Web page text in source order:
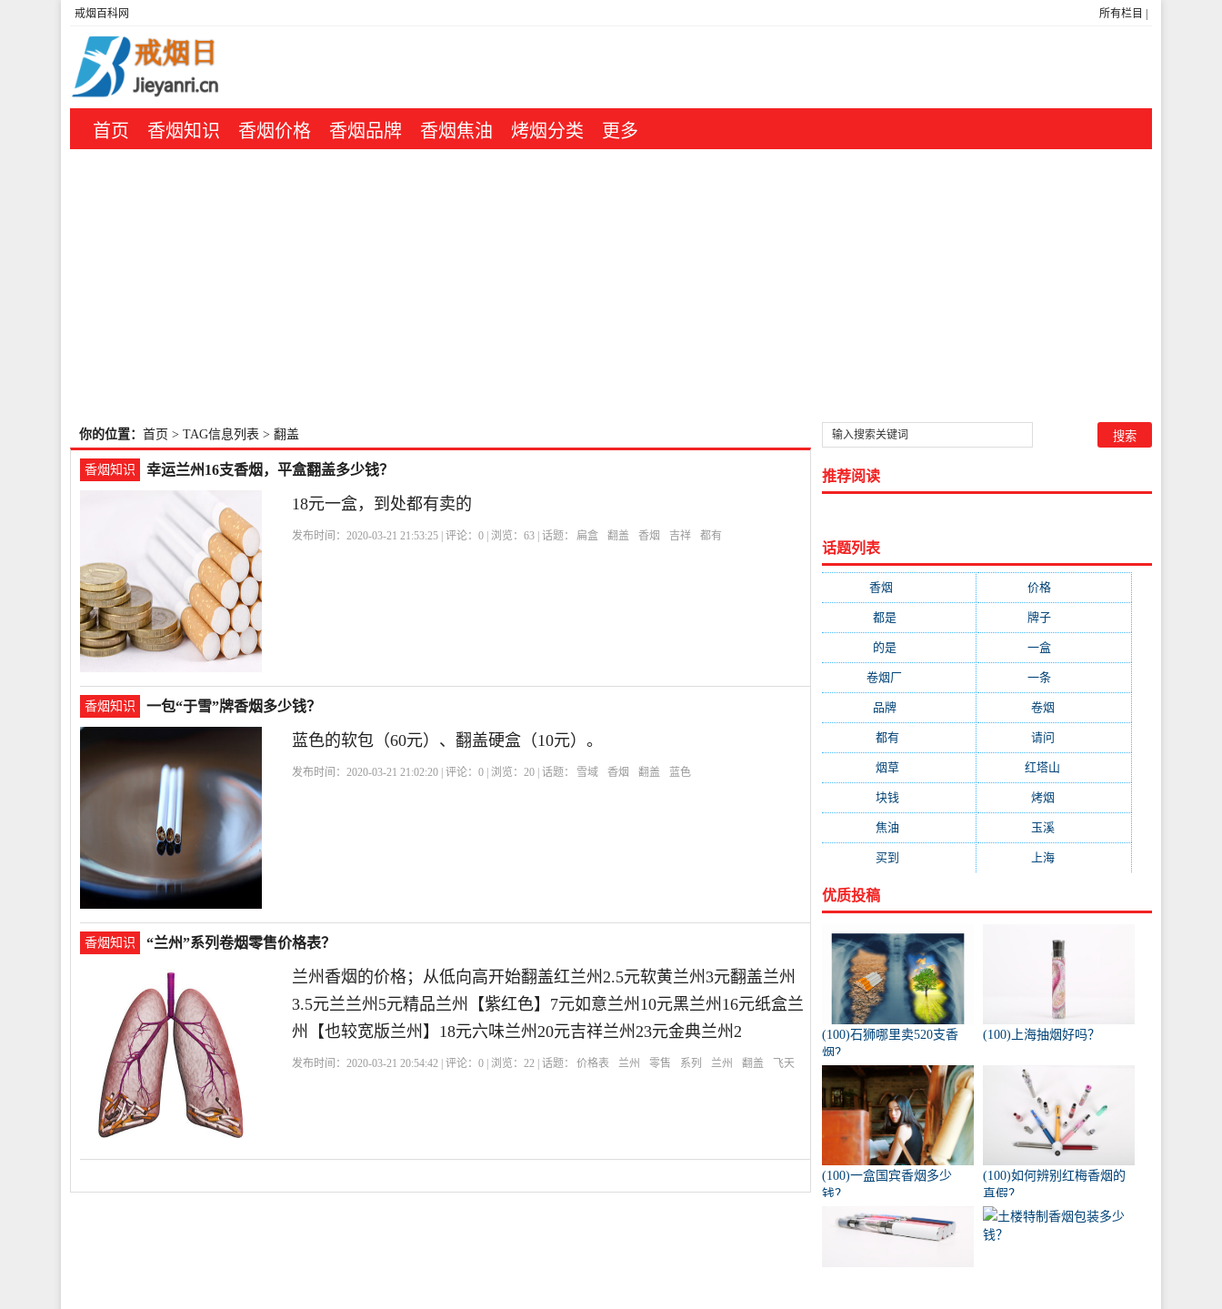
所有栏目
戒烟百科网
首页 香烟知识 香烟价格 香烟品牌 香烟焦油 烤烟分类 更多
你的位置： 首页 > TAG信息列表 > 翻盖
香烟知识 幸运兰州16支香烟，平盒翻盖多少钱？
18元一盒，到处都有卖的
发布时间：2020-03-21 21:53:25 | 评论：0 | 浏览：63 | 话题： 扁盒 翻盖 香烟 吉祥 都有
香烟知识 一包“于雪”牌香烟多少钱？
蓝色的软包（60元）、翻盖硬盒（10元）。
发布时间：2020-03-21 21:02:20 | 评论：0 | 浏览：20 | 话题： 雪域 香烟 翻盖 蓝色
香烟知识 “兰州”系列卷烟零售价格表？
兰州香烟的价格；从低向高开始翻盖红兰州2.5元软黄兰州3元翻盖兰州
3.5元兰兰州5元精品兰州【紫红色】7元如意兰州10元黑兰州16元纸盒兰
州【也较宽版兰州】18元六味兰州20元吉祥兰州23元金典兰州2
发布时间：2020-03-21 20:54:42 | 评论：0 | 浏览：22 | 话题： 价格表 兰州 零售 系列 兰州 翻盖 飞天
推荐阅读
话题列表
香烟 价格
都是(232) 牌子
的是(164) 一盒
卷烟厂 一条
品牌(111) 卷烟
都有 请问
烟草 红塔山
块钱 烤烟
焦油 玉溪(73)
买到 上海(70)
优质投稿
(100)石狮哪里卖520支香
烟？
(100)上海抽烟好吗？
(100)一盒国宾香烟多少
钱？
(100)如何辨别红梅香烟的
真假？